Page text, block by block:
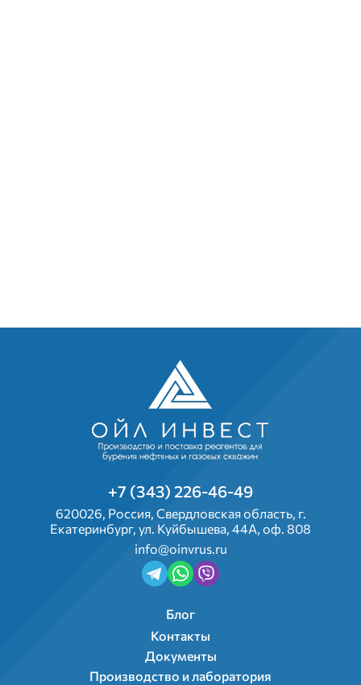
+7 (343) 226-46-49
620026, Россия, Свердловская область, г.
Екатеринбург, ул. Куйбышева, 44А, оф. 808
info@oinvrus.ru
Подвал 2
Блог
Контакты
Документы
Производство и лаборатория